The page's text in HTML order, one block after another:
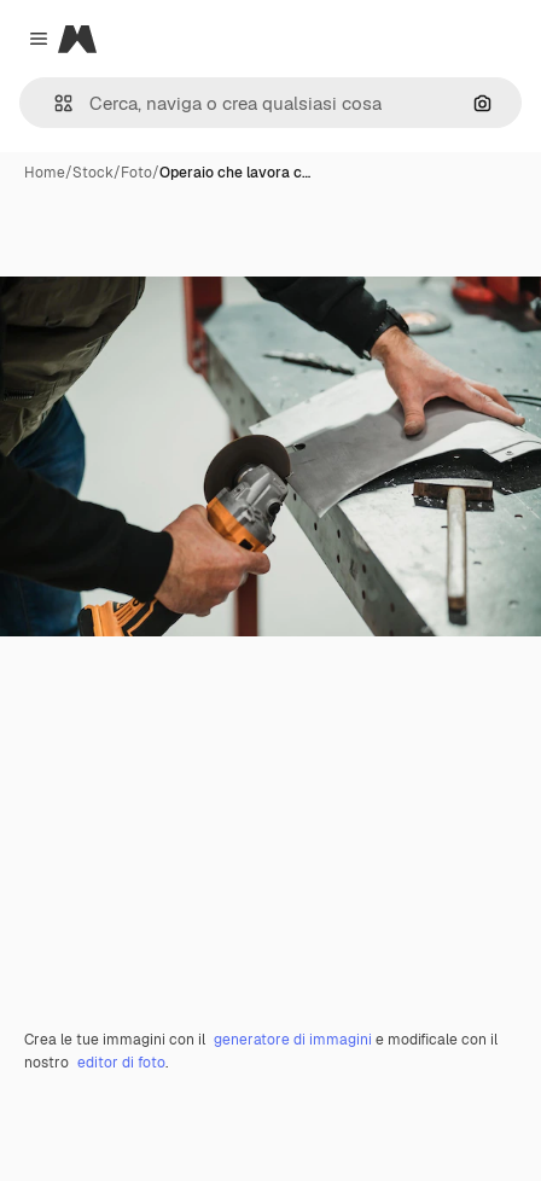
Close menu
Magnific
Cerca
Home/Stock/Foto/Operaio che lavora c…
Crea le tue immagini con il generatore di immagini e modificale con il
nostro editor di foto.